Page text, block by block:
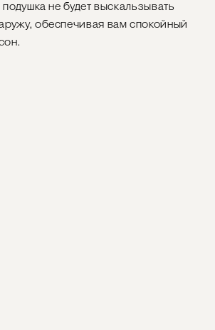
подушка не будет выскальзывать
обеспечивая вам спокойный